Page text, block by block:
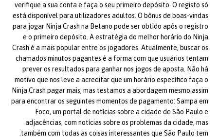
verifique a sua conta e faça o seu primeiro depósito. O registo só
está disponível para utilizadores adultos. O bônus de boas-vindas
para jogar Ninja Crash na Betano pode ser obtido após o registro
e o primeiro depósito. A estratégia do melhor horário do Ninja
Crash é a mais popular entre os jogadores. Atualmente, buscar os
chamados minutos pagantes é a forma com que usuários tentam
prever os resultados para ganhar nos jogos de aposta. Não há
motivo que nos leve a acreditar que um horário específico faça o
Ninja Crash pagar mais, mas testamos a abordagem mesmo assim
para encontrar os seguintes momentos de pagamento: Sampa em
Foco, um portal de notícias sobre a cidade de São Paulo e
adjacências, com notícias sobre os problemas da cidade, mas
também com todas as coisas interessantes que São Paulo tem.